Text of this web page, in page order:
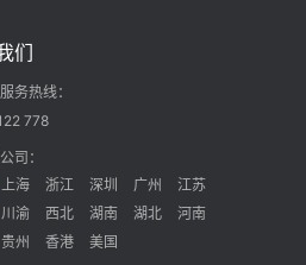
们
务热线：
778
司：
上海 浙江 深圳 广州
江苏
川渝 西北 湖南 湖北
河南
贵州 香港 美国